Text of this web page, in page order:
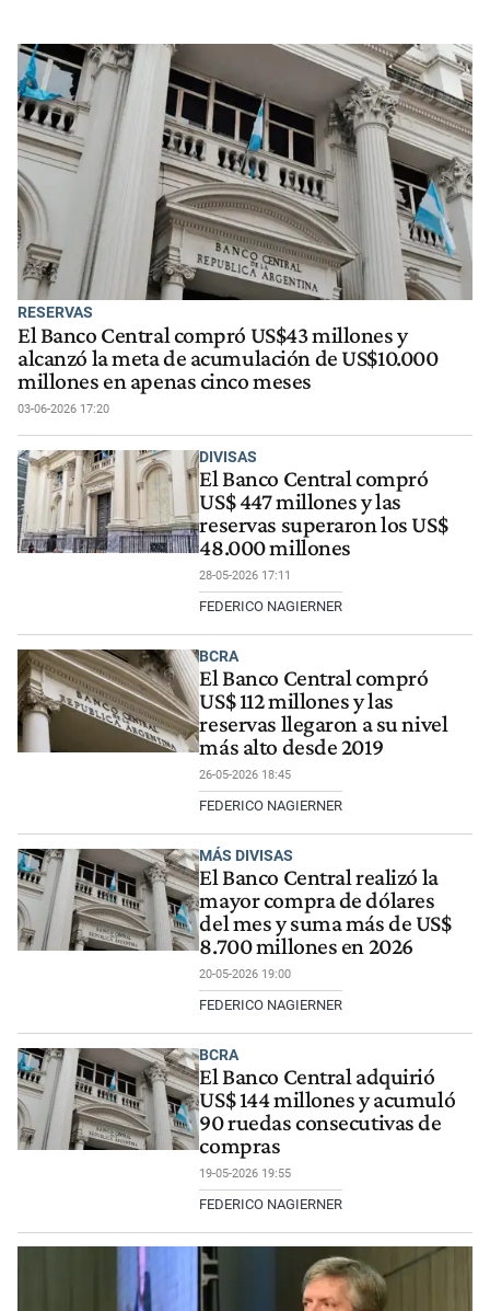
RESERVAS
El Banco Central compró US$43 millones y
alcanzó la meta de acumulación de US$10.000
millones en apenas cinco meses
03-06-2026 17:20
DIVISAS
El Banco Central compró
US$ 447 millones y las
reservas superaron los US$
48.000 millones
28-05-2026 17:11
FEDERICO NAGIERNER
BCRA
El Banco Central compró
US$ 112 millones y las
reservas llegaron a su nivel
más alto desde 2019
26-05-2026 18:45
FEDERICO NAGIERNER
MÁS DIVISAS
El Banco Central realizó la
mayor compra de dólares
del mes y suma más de US$
8.700 millones en 2026
20-05-2026 19:00
FEDERICO NAGIERNER
BCRA
El Banco Central adquirió
US$ 144 millones y acumuló
90 ruedas consecutivas de
compras
19-05-2026 19:55
FEDERICO NAGIERNER